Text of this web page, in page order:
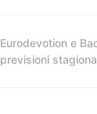
Eurodevotion e
previsioni